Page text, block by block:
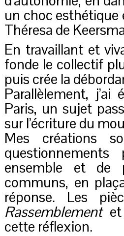
un choc esthétique
Théresa de
En travaillant et
fonde le collectif
puis crée la
Parallèlement,
Paris, un sujet
sur l’écriture du
Mes créations
ensemble et de
communs, en
réponse. Les
Rassemblement
cette réflexion.